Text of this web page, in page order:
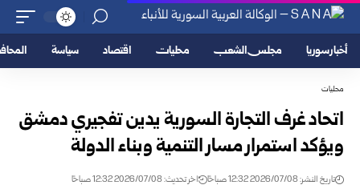
أخبار سوريا مجلس الشعب محليات اقتصاد سياسة
محليات
اتحاد غرف التجارة السورية يدين تفجيري دمشق
ويؤكد استمرار مسار ‏التنمية وبناء الدولة
تاريخ النشر: 2026/07/08 12:32 صباحًا اخر تحديث: 2026/07/08 12:32 صباحًا